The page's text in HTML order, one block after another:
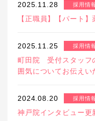
2025.11.28 採用情
【正職員】【パート
2025.11.25 採用情
町田院 受付スタッフ
囲気についてお伝えい
2024.08.20 採用情
神戸院インタビュー更